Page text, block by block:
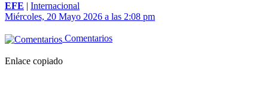
EFE | Internacional
Miércoles, 20 Mayo 2026 a las 2:08 pm
Comentarios
Enlace copiado